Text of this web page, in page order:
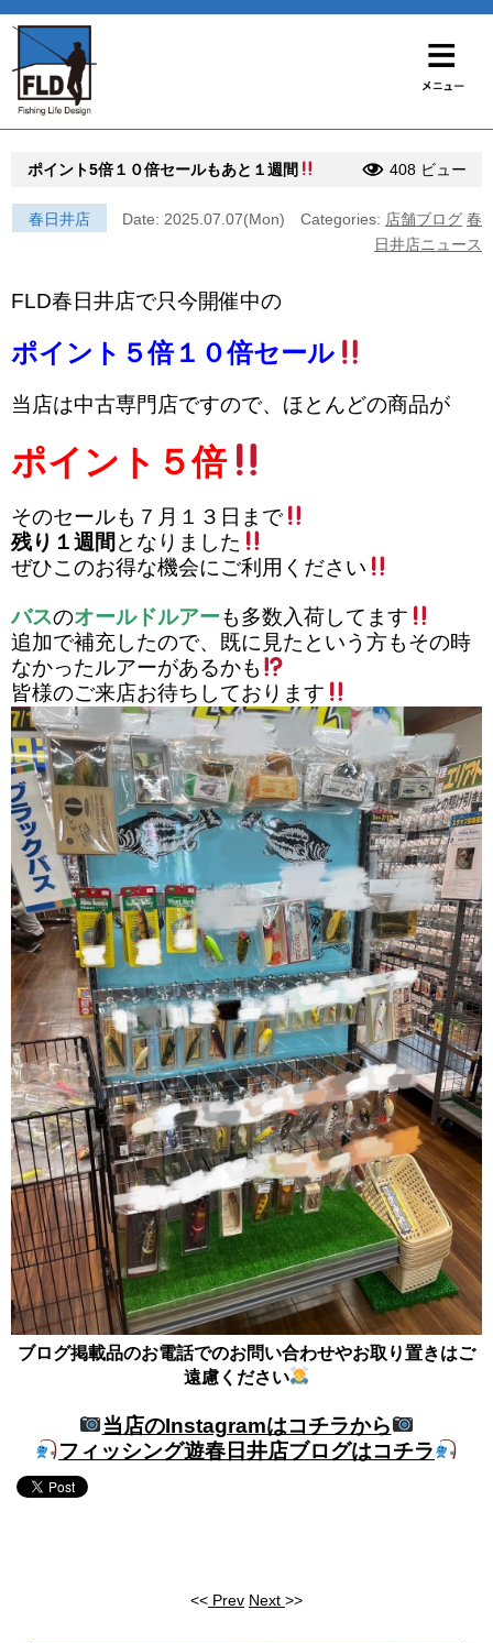
ポイント5倍１０倍セールもあと１週間 408 ビュー
春日井店 Date: 2025.07.07(Mon) Categories: 店舗ブログ 春
日井店ニュース
FLD春日井店で只今開催中の
ポイント５倍１０倍セール
当店は中古専門店ですので、ほとんどの商品が
ポイント５倍
そのセールも７月１３日まで
残り１週間 となりました
ぜひこのお得な機会にご利用ください
バスのオールドルアーも多数入荷してます
追加で補充したので、既に見たという方もその時
なかったルアーがあるかも
皆様のご来店お待ちしております
ブログ掲載品のお電話でのお問い合わせやお取り置きはご
遠慮ください
当店のInstagramはコチラから
フィッシング遊春日井店ブログはコチラ
<< Prev Next >>